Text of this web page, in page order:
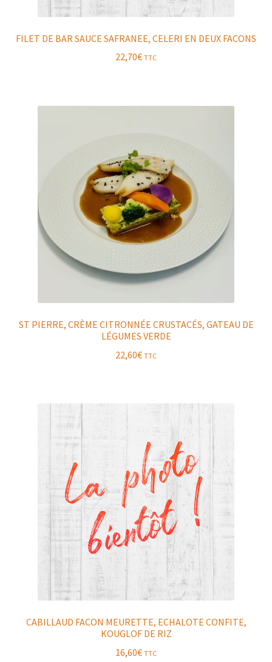
FILET DE BAR SAUCE SAFRANEE, CELERI EN DEUX FACONS
22,70€ TTC
ST PIERRE, CRÈME CITRONNÉE CRUSTACÉS, GATEAU DE
LÉGUMES VERDE
22,60€ TTC
CABILLAUD FACON MEURETTE, ECHALOTE CONFITE,
KOUGLOF DE RIZ
16,60€ TTC